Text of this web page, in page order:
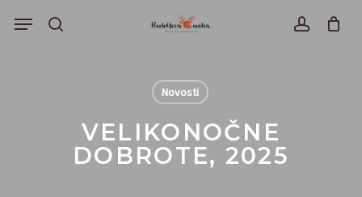
išči account
Menu
Novosti
VELIKONOČNE
DOBROTE, 2025